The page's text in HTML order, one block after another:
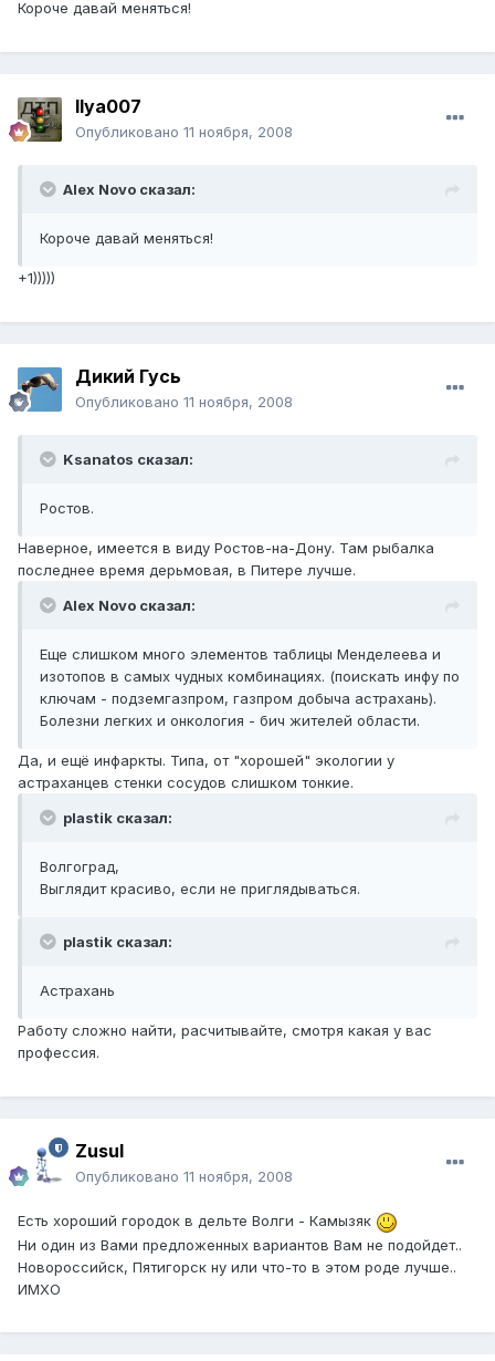
Короче давай меняться!
Ilya007
Опубликовано 11 ноября, 2008
Alex Novo сказал:
Короче давай меняться!
+1)))))
Дикий Гусь
Опубликовано 11 ноября, 2008
Ksanatos сказал:
Ростов.
Наверное, имеется в виду Ростов-на-Дону. Там рыбалка
последнее время дерьмовая, в Питере лучше.
Alex Novo сказал:
Еще слишком много элементов таблицы Менделеева и
изотопов в самых чудных комбинациях. (поискать инфу по
ключам - подземгазпром, газпром добыча астрахань).
Болезни легких и онкология - бич жителей области.
Да, и ещё инфаркты. Типа, от "хорошей" экологии у
астраханцев стенки сосудов слишком тонкие.
plastik сказал:
Волгоград,
Выглядит красиво, если не приглядываться.
plastik сказал:
Астрахань
Работу сложно найти, расчитывайте, смотря какая у вас
профессия.
Zusul
Опубликовано 11 ноября, 2008
Есть хороший городок в дельте Волги - Камызяк
Ни один из Вами предложенных вариантов Вам не подойдет..
Новороссийск, Пятигорск ну или что-то в этом роде лучше..
ИМХО